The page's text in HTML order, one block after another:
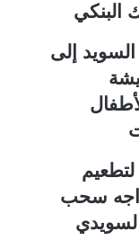
البنكي
السويد إلى
لتطعيم
سحب